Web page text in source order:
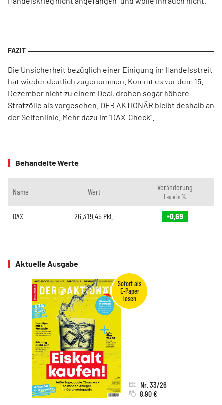
Die Unsicherheit bezüglich einer Einigung im Handelsstreit
hat wieder deutlich zugenommen. Kommt es vor dem 15.
Dezember nicht zu einem Deal, drohen sogar höhere
Strafzölle als vorgesehen. DER AKTIONÄR bleibt deshalb an
der Seitenlinie. Mehr dazu im "DAX-Check".
Behandelte Werte
Name Wert Veränderung
Heute in %
DAX 26.319,45 Pkt. +0,69
Aktuelle Ausgabe
Nr. 33/26
8,90 €